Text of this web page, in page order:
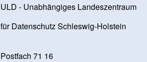
ULD - Unabhängiges Landeszentraum
für Datenschutz Schleswig-Holstein
Postfach 71 16